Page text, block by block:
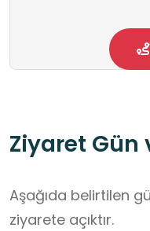
Ziyaret Gün
Aşağıda belirtilen
ziyarete açıktır.